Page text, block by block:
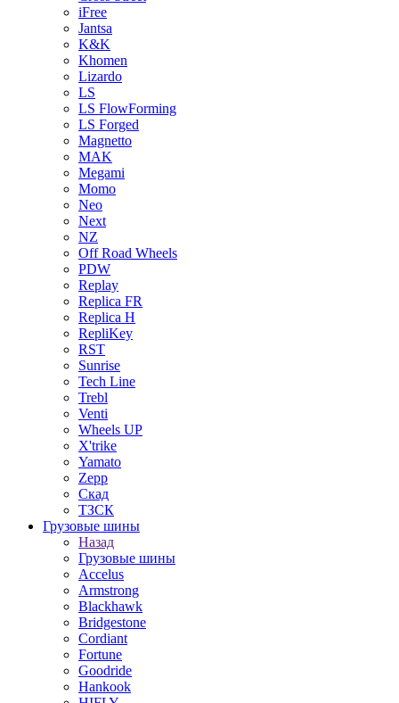
iFree
Jantsa
K&K
Khomen
Lizardo
LS
LS FlowForming
LS Forged
Magnetto
MAK
Megami
Momo
Neo
Next
NZ
Off Road Wheels
PDW
Replay
Replica FR
Replica H
RepliKey
RST
Sunrise
Tech Line
Trebl
Venti
Wheels UP
X'trike
Yamato
Zepp
Скад
ТЗСК
Грузовые шины
Назад
Грузовые шины
Accelus
Armstrong
Blackhawk
Bridgestone
Cordiant
Fortune
Goodride
Hankook